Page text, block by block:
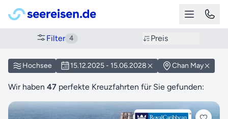
Filter 4 Preis
Hochsee 15.12.2025 - 15.06.2028 Chan May
Wir haben 47 perfekte Kreuzfahrten für Sie gefunden: